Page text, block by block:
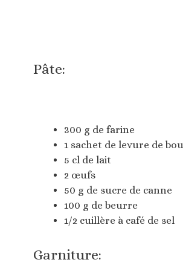
Pâte:
300 g de farine
1 sachet de levure de
5 cl de lait
2 œufs
50 g de sucre de canne
100 g de beurre
1/2 cuillère à café de sel
Garniture: